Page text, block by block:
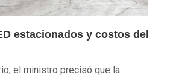
estacionados y costos del
el ministro precisó que la